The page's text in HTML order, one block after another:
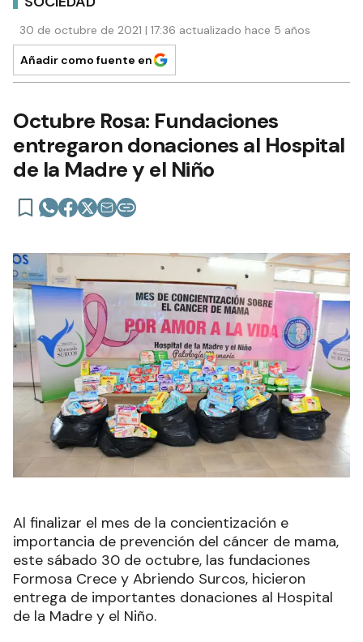
30 de octubre de 2021 | 17:36 actualizado hace 5 años
Añadir como fuente en
Octubre Rosa: Fundaciones
entregaron donaciones al Hospital
de la Madre y el Niño
Al finalizar el mes de la concientización e
importancia de prevención del cáncer de mama,
este sábado 30 de octubre, las fundaciones
Formosa Crece y Abriendo Surcos, hicieron
entrega de importantes donaciones al Hospital
de la Madre y el Niño.